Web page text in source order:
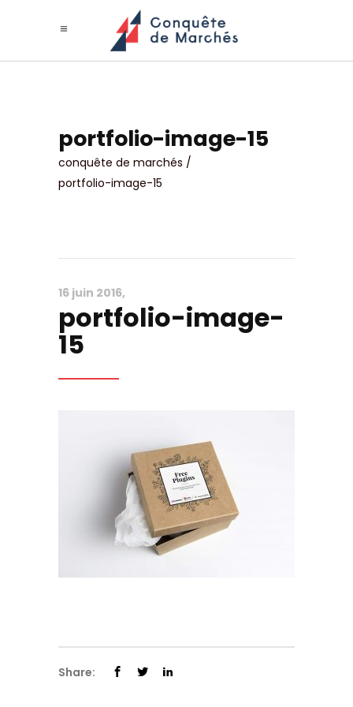
portfolio-image-15
conquête de marchés /
portfolio-image-15
16 juin 2016
portfolio-image-
15
Share: